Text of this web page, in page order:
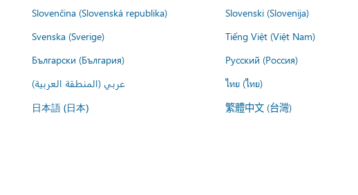
Slovenčina (Slovenská republika) Slovenski (Slovenija)
Svenska (Sverige) Tiếng Việt (Việt Nam)
Български (България) Русский (Россия)
عربي (المنطقة العربية) ไทย (ไทย)
日本語 (日本) 繁體中文 (台灣)